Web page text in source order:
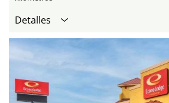
Detalles